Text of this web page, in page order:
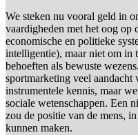
We steken nu vooral geld in
vaardigheden met het oog op
economische en politieke
intelligentie), maar niet om in
behoeften als bewuste
sportmarketing veel
instrumentele kennis, maar
sociale wetenschappen. Een
zou de positie van de mens,
kunnen maken.